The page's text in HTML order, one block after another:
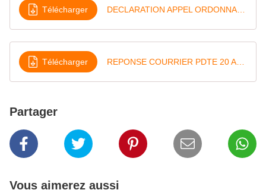
Télécharger
Télécharger
Partager
Vous aimerez aussi